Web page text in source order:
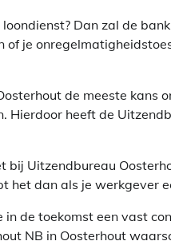
Dan zal de
of je
de meeste kans
heeft de
Uitzendbureau
het dan als je werkgever
de toekomst een vast
NB in Oosterhout